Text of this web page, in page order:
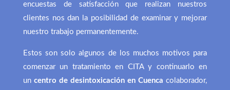
encuestas de satisfacción que realizan nuestros
clientes nos dan la posibilidad de examinar y mejorar
nuestro trabajo permanentemente.
Estos son solo algunos de los muchos motivos para
comenzar un tratamiento en CITA y continuarlo en
un centro de desintoxicación en Cuenca colaborador,